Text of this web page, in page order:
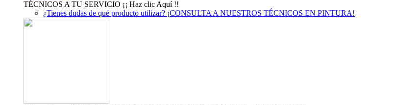
TÉCNICOS A TU SERVICIO ¡¡ Haz clic Aquí !!
¿Tienes dudas de qué producto utilizar? ¡CONSULTA A NUESTROS TÉCNICOS EN PINTURA!